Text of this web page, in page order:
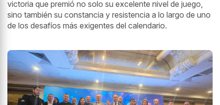
victoria que premió no solo su excelente nivel de juego,
sino también su constancia y resistencia a lo largo de uno
de los desafíos más exigentes del calendario.